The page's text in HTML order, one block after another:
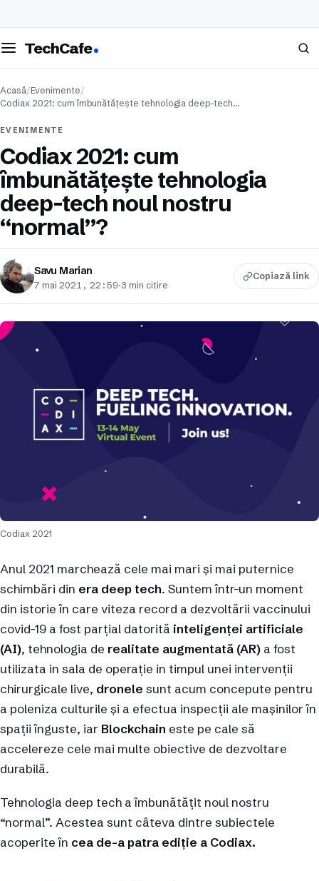
meniul
TechCafe Caută
Acasă/Evenimente/
Codiax 2021: cum îmbunătățește tehnologia deep-tech…
EVENIMENTE
Codiax 2021: cum
îmbunătățește tehnologia
deep-tech noul nostru
“normal”?
Savu Marian
7 mai 2021, 22:59·3 min citire
Copiază link
Codiax 2021
Anul 2021 marchează cele mai mari și mai puternice
schimbări din era deep tech. Suntem într-un moment
din istorie în care viteza record a dezvoltării vaccinului
covid-19 a fost parțial datorită inteligenței artificiale
(AI), tehnologia de realitate augmentată (AR) a fost
utilizata in sala de operație in timpul unei intervenții
chirurgicale live, dronele sunt acum concepute pentru
a poleniza culturile și a efectua inspecții ale mașinilor în
spații înguste, iar Blockchain este pe cale să
accelereze cele mai multe obiective de dezvoltare
durabilă.
Tehnologia deep tech a îmbunătățit noul nostru
“normal”. Acestea sunt câteva dintre subiectele
acoperite în cea de-a patra ediție a Codiax.